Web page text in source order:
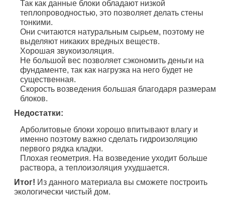
Так как данные блоки обладают низкой
теплопроводностью, это позволяет делать стены
тонкими.
Они считаются натуральным сырьем, поэтому не
выделяют никаких вредных веществ.
Хорошая звукоизоляция.
Не большой вес позволяет сэкономить деньги на
фундаменте, так как нагрузка на него будет не
существенная.
Скорость возведения большая благодаря размерам
блоков.
Недостатки:
Арболитовые блоки хорошо впитывают влагу и
именно поэтому важно сделать гидроизоляцию
первого рядка кладки.
Плохая геометрия. На возведение уходит больше
раствора, а теплоизоляция ухудшается.
Итог! Из данного материала вы сможете построить
экологически чистый дом.